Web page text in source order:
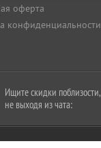
оферта
конфиденциальности
Ищите скидки поблизости,
не выходя из чата: